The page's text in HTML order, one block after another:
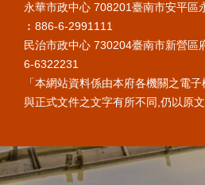
永華市政中心 708201臺南市安平區
︰886-6-2991111
民治市政中心 730204臺南市新營區
6-6322231
「本網站資料係由本府各機關之電
與正式文件之文字有所不同,仍以原文